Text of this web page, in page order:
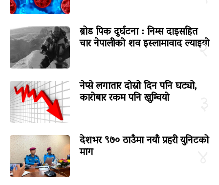
२
ब्रोड पिक दुर्घटना : निम्स दाइसहित
चार नेपालीको शव इस्लामावाद ल्याइयो
नेप्से लगातार दोस्रो दिन पनि घट्यो,
कारोबार रकम पनि खुम्चियो
देशभर ९७० ठाउँमा नयाँ प्रहरी युनिटको
माग